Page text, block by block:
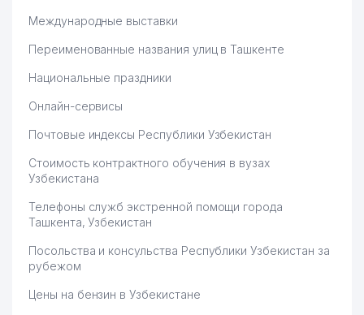
Международные выставки
Переименованные названия улиц в Ташкенте
Национальные праздники
Онлайн-сервисы
Почтовые индексы Республики Узбекистан
Стоимость контрактного обучения в вузах
Узбекистана
Телефоны служб экстренной помощи города
Ташкента, Узбекистан
Посольства и консульства Республики Узбекистан за
рубежом
Цены на бензин в Узбекистане